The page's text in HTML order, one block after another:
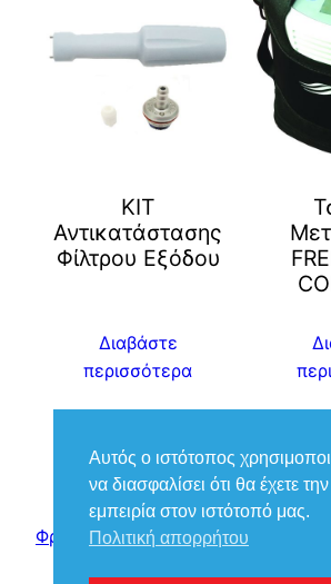
ΚΙΤ
Αντικατάστασης
Φίλτρου Εξόδου
Διαβάστε
περισσότερα
Φροντίδα Ιατρικά – Βούκιας
Αυτός ο ιστότοπος
να διασφαλίσει ότι θα έχετε
εμπειρία στον ιστότοπό μας.
Πολιτική απορρήτου